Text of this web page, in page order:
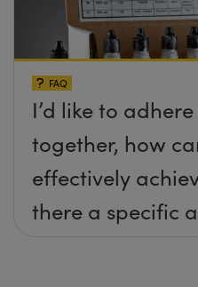
FAQ
I’d like to
together, how
effectively
there a specific